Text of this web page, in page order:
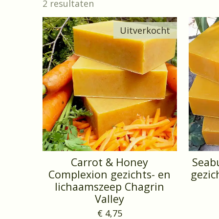
2 resultaten
Uitverkocht
Carrot & Honey
Complexion gezichts- en
lichaamszeep Chagrin
Valley
€ 4,75